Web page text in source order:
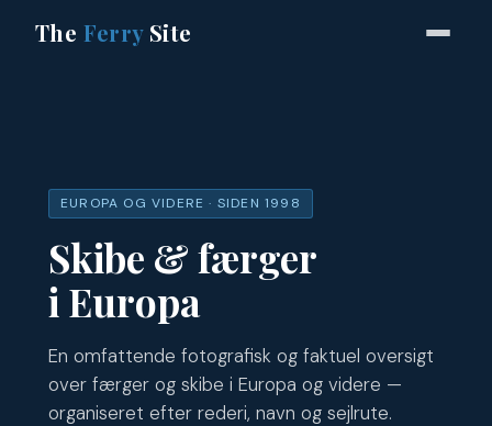
The FerrySite
EUROPA OG VIDERE · SIDEN 1998
Skibe & færger
i Europa
En omfattende fotografisk og faktuel oversigt
over færger og skibe i Europa og videre —
organiseret efter rederi, navn og sejlrute.